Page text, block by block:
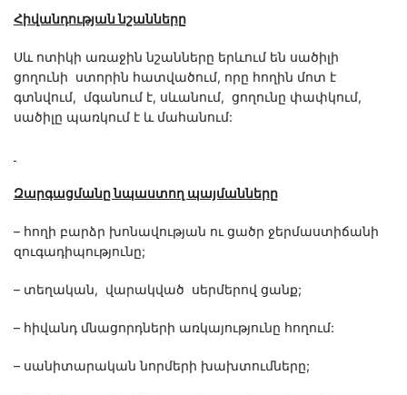
Հիվանդության նշանները
Սև ոտիկի առաջին նշանները երևում են սածիլի
ցողունի ստորին հատվածում, որը հողին մոտ է
գտնվում, մգանում է, սևանում, ցողունը փափկում,
սածիլը պառկում է և մահանում:
Զարգացմանը նպաստող պայմանները
– հողի բարձր խոնավության ու ցածր ջերմաստիճանի
զուգադիպությունը;
– տեղական, վարակված սերմերով ցանք;
– հիվանդ մնացորդների առկայությունը հողում:
– սանիտարական նորմերի խախտումները;